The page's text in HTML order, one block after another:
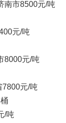
南市8500元/吨
元/吨
8000元/吨
7800元/吨
/吨